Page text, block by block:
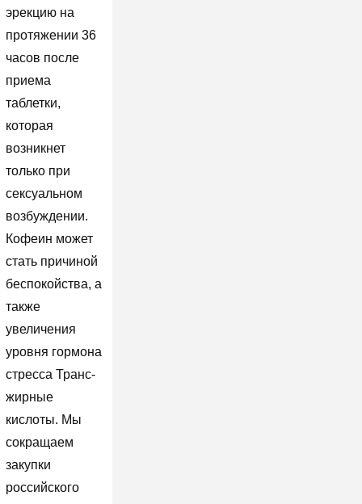
эрекцию на
протяжении 36
часов после
приема
таблетки,
которая
возникнет
только при
сексуальном
возбуждении.
Кофеин может
стать причиной
беспокойства, а
также
увеличения
уровня гормона
стресса Транс-
жирные
кислоты. Мы
сокращаем
закупки
российского